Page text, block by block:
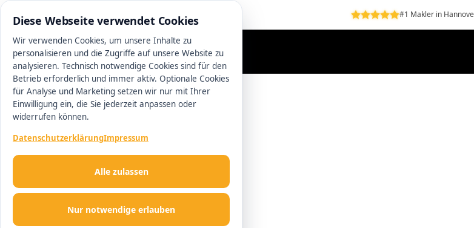
0511 13221100 #1 Makler in
Diese Webseite verwendet Cookies
Wir verwenden Cookies, um unsere Inhalte zu
personalisieren und die Zugriffe auf unsere Website zu
analysieren. Technisch notwendige Cookies sind für den
Betrieb erforderlich und immer aktiv. Optionale Cookies
für Analyse und Marketing setzen wir nur mit Ihrer
Einwilligung ein, die Sie jederzeit anpassen oder
widerrufen können.
DatenschutzerklärungImpressum
Nur notwendige erlauben
Alle zulassen